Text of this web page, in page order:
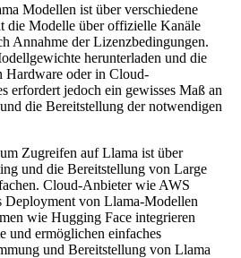
Modellen ist über verschiedene
die Modelle über offizielle Kanäle
Annahme der Lizenzbedingungen.
herunterladen und die
Hardware oder in Cloud-
erfordert jedoch ein gewisses Maß an
die Bereitstellung der notwendigen
Zugreifen auf Llama ist über
und die Bereitstellung von Large
Cloud-Anbieter wie AWS
Deployment von Llama-Modellen
wie Hugging Face integrieren
und ermöglichen einfaches
und Bereitstellung von Llama